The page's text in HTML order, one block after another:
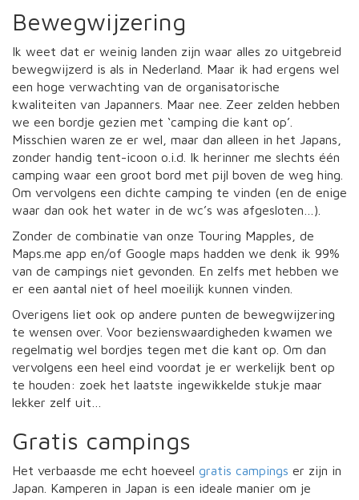
Bewegwijzering
Ik weet dat er weinig landen zijn waar alles zo uitgebreid
bewegwijzerd is als in Nederland. Maar ik had ergens wel
een hoge verwachting van de organisatorische
kwaliteiten van Japanners. Maar nee. Zeer zelden hebben
we een bordje gezien met ‘camping die kant op’.
Misschien waren ze er wel, maar dan alleen in het Japans,
zonder handig tent-icoon o.i.d. Ik herinner me slechts één
camping waar een groot bord met pijl boven de weg hing.
Om vervolgens een dichte camping te vinden (en de enige
waar dan ook het water in de wc’s was afgesloten…).
Zonder de combinatie van onze Touring Mapples, de
Maps.me app en/of Google maps hadden we denk ik 99%
van de campings niet gevonden. En zelfs met hebben we
er een aantal niet of heel moeilijk kunnen vinden.
Overigens liet ook op andere punten de bewegwijzering
te wensen over. Voor bezienswaardigheden kwamen we
regelmatig wel bordjes tegen met die kant op. Om dan
vervolgens een heel eind voordat je er werkelijk bent op
te houden: zoek het laatste ingewikkelde stukje maar
lekker zelf uit…
Gratis campings
Het verbaasde me echt hoeveel gratis campings er zijn in
Japan. Kamperen in Japan is een ideale manier om je